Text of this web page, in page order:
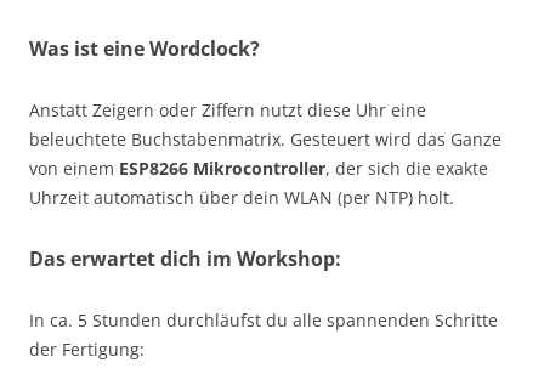
Was ist eine Wordclock?
Anstatt Zeigern oder Ziffern nutzt diese Uhr eine
beleuchtete Buchstabenmatrix. Gesteuert wird das Ganze
von einem ESP8266 Mikrocontroller, der sich die exakte
Uhrzeit automatisch über dein WLAN (per NTP) holt.
Das erwartet dich im Workshop:
In ca. 5 Stunden durchläufst du alle spannenden Schritte
der Fertigung: